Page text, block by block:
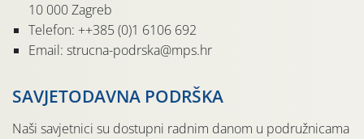
10 000 Zagreb
Telefon: ++385 (0)1 6106 692
Email: strucna-podrska@mps.hr
SAVJETODAVNA PODRŠKA
Naši savjetnici su dostupni radnim danom u podružnicama